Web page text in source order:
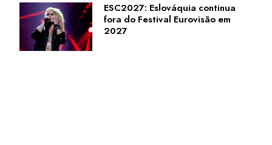
ESC2027: Eslováquia continua
fora do Festival Eurovisão em
2027